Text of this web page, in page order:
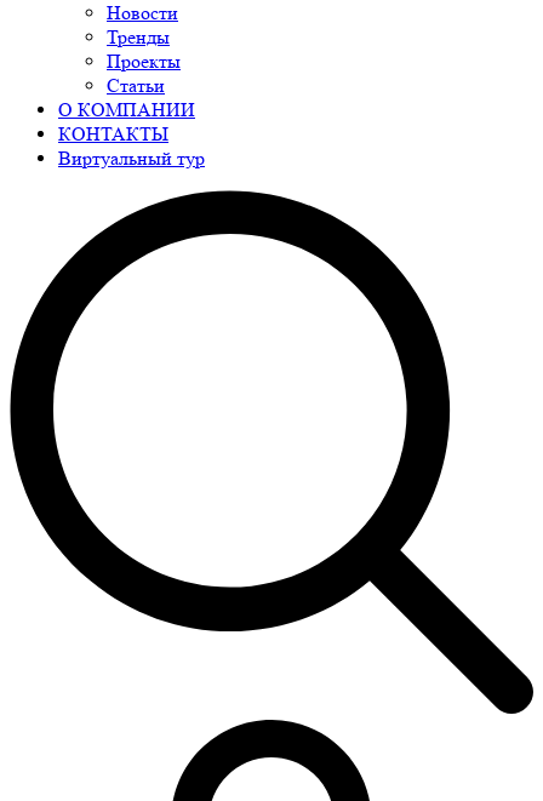
Новости
Тренды
Проекты
Статьи
О КОМПАНИИ
КОНТАКТЫ
Виртуальный тур